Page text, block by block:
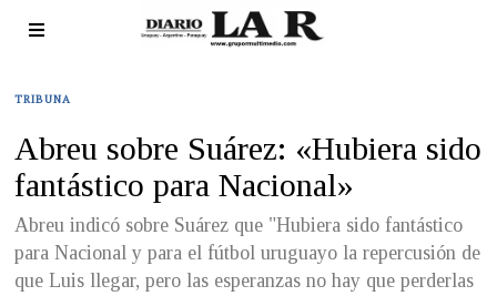
TRIBUNA
Abreu sobre Suárez: «Hubiera sido
fantástico para Nacional»
Abreu indicó sobre Suárez que "Hubiera sido fantástico
para Nacional y para el fútbol uruguayo la repercusión de
que Luis llegar, pero las esperanzas no hay que perderlas